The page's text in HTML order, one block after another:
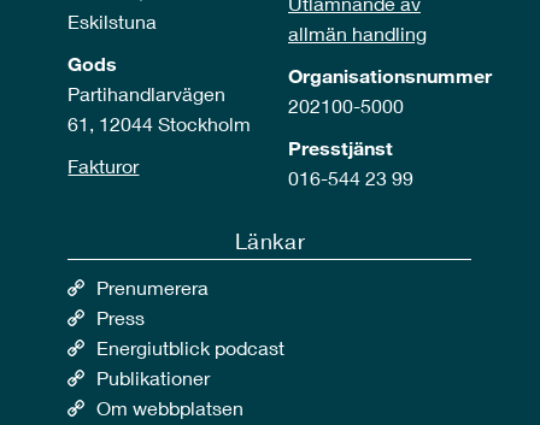
Eskilstuna
Gods
Partihandlarvägen
61, 12044 Stockholm
Fakturor
allmän handling
Organisationsnummer
202100-5000
Presstjänst
016-544 23 99
Länkar
Prenumerera
Press
Energiutblick podcast
Publikationer
Om webbplatsen